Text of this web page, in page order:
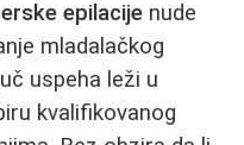
epilacije nude
mladalačkog
uspeha leži u
kvalifikovanog